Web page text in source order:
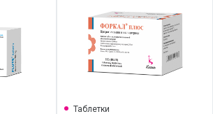
Таблетки